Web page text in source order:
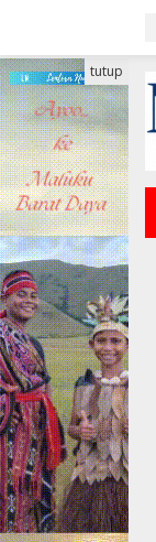
konten
tutup